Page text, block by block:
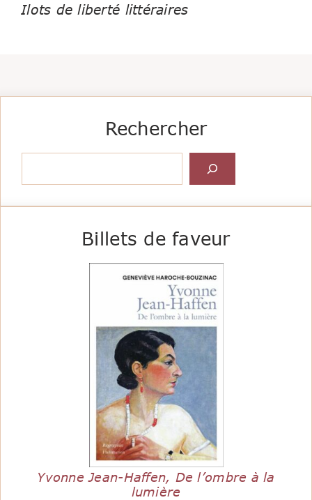
Ilots de liberté littéraires
Rechercher
Billets de faveur
Yvonne Jean-Haffen, De l’ombre à la
lumière